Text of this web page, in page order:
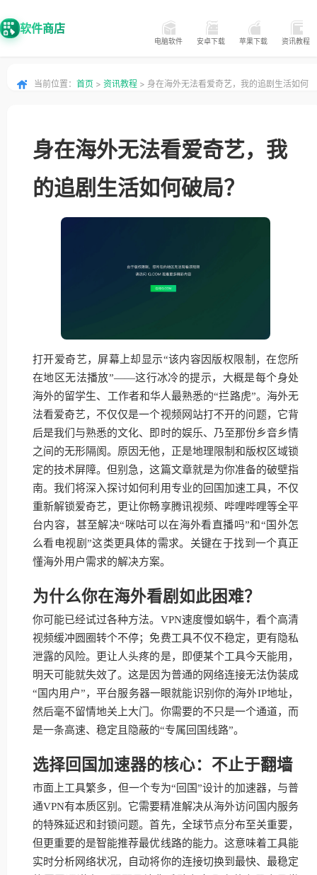
软件商店
电脑软件 安卓下载 苹果下载 资讯教程
当前位置： 首页 > 资讯教程 > 身在海外无法看爱奇艺，我的追剧生活如何
身在海外无法看爱奇艺，我
的追剧生活如何破局？
打开爱奇艺，屏幕上却显示“该内容因版权限制，在您所
在地区无法播放”——这行冰冷的提示，大概是每个身处
海外的留学生、工作者和华人最熟悉的“拦路虎”。海外无
法看爱奇艺，不仅仅是一个视频网站打不开的问题，它背
后是我们与熟悉的文化、即时的娱乐、乃至那份乡音乡情
之间的无形隔阂。原因无他，正是地理限制和版权区域锁
定的技术屏障。但别急，这篇文章就是为你准备的破壁指
南。我们将深入探讨如何利用专业的回国加速工具，不仅
重新解锁爱奇艺，更让你畅享腾讯视频、哔哩哔哩等全平
台内容，甚至解决“咪咕可以在海外看直播吗”和“国外怎
么看电视剧”这类更具体的需求。关键在于找到一个真正
懂海外用户需求的解决方案。
为什么你在海外看剧如此困难？
你可能已经试过各种方法。VPN速度慢如蜗牛，看个高清
视频缓冲圆圈转个不停；免费工具不仅不稳定，更有隐私
泄露的风险。更让人头疼的是，即便某个工具今天能用，
明天可能就失效了。这是因为普通的网络连接无法伪装成
“国内用户”，平台服务器一眼就能识别你的海外IP地址，
然后毫不留情地关上大门。你需要的不只是一个通道，而
是一条高速、稳定且隐蔽的“专属回国线路”。
选择回国加速器的核心：不止于翻墙
市面上工具繁多，但一个专为“回国”设计的加速器，与普
通VPN有本质区别。它需要精准解决从海外访问国内服务
的特殊延迟和封锁问题。首先，全球节点分布至关重要，
但更重要的是智能推荐最优线路的能力。这意味着工具能
实时分析网络状况，自动将你的连接切换到最快、最稳定